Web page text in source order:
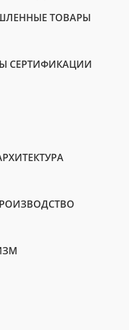
ТОВАРЫ
СЕРТИФИКАЦИИ